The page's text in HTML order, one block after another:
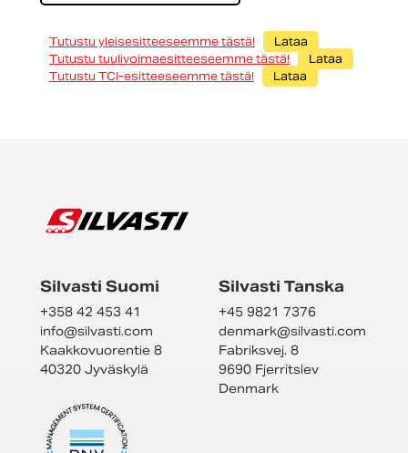
Tutustu yleisesitteeseemme tästä!
Lataa
Tutustu tuulivoimaesitteeseemme tästä!
Lataa
Tutustu TCI-esitteeseemme tästä!
Lataa
Silvasti Suomi
+358 42 453 41
info@silvasti.com
Kaakkovuorentie 8
40320 Jyväskylä
Silvasti Tanska
+45 9821 7376
denmark@silvasti.com
Fabriksvej. 8
9690 Fjerritslev
Denmark